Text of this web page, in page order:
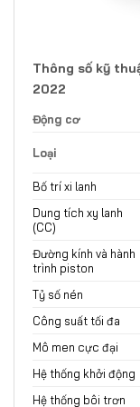
Thông số kỹ
2022
Động cơ
Loại
Bố trí xi lanh
Dung tích xy lanh
(CC)
Đường kính và hành
trình piston
Tỷ số nén
Công suất tối đa
Mô men cực đại
Hệ thống khởi động
Hệ thống bôi trơn